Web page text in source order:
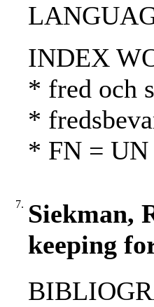
INDEX
* fred och
*
* FN =
7. Siekman,
keeping